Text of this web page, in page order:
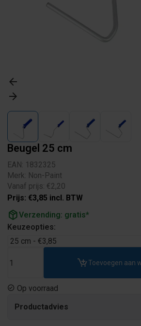
arrow_back
arrow_forward
Beugel 25 cm
EAN: 1832325
Merk: Non-Paint
Vanaf prijs: €2,20
Prijs: €3,85 incl. BTW
package_2Verzending: gratis*
Keuzeopties:
Toevoegen aan
Op voorraad
Productadvies